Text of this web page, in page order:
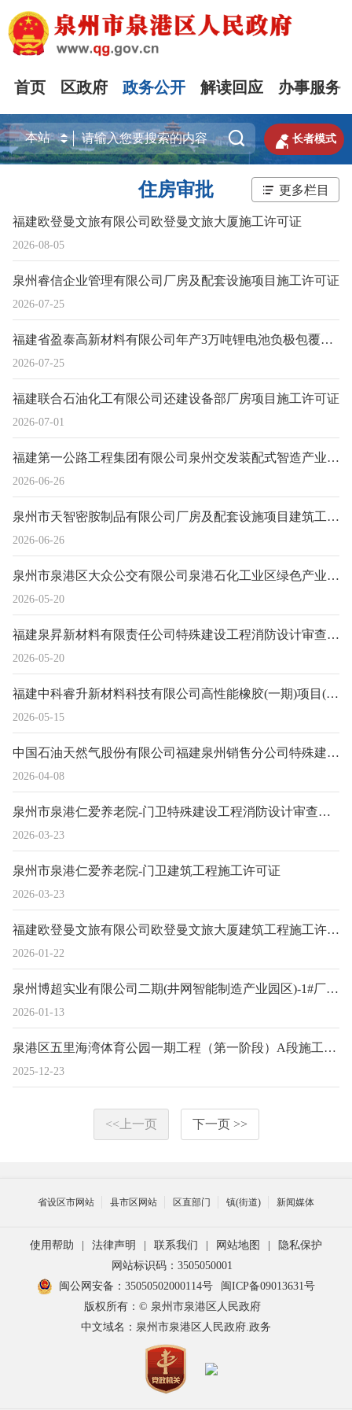
首页 区政府 政务公开 解读回应 办事服务
  长者模式
住房审批 更多栏目
2026-08-05
福建欧登曼文旅有限公司欧登曼文旅大厦施工许可证
2026-07-25
泉州睿信企业管理有限公司厂房及配套设施项目施工许可证
2026-07-25
福建省盈泰高新材料有限公司年产3万吨锂电池负极包覆材料项目（一期）一阶段-1#循环水场、污水处理站一、包覆沥青装置、包覆沥青装置造粒包装间施工许可证及消防设计审查
2026-07-01
福建联合石油化工有限公司还建设备部厂房项目施工许可证
2026-06-26
福建第一公路工程集团有限公司泉州交发装配式智造产业园二期再生料料仓及筛分车间施工许可证
2026-06-26
泉州市天智密胺制品有限公司厂房及配套设施项目建筑工程施工许可证
2026-05-20
泉州市泉港区大众公交有限公司泉港石化工业区绿色产业园区及配套基础设施项目(一期)一海丝综合服务物流园A地块建筑工程施工许可证
2026-05-20
福建泉昇新材料有限责任公司特殊建设工程消防设计审查意见书
2026-05-15
福建中科睿升新材料科技有限公司高性能橡胶(一期)项目(第一部分)桩基工程建筑工程施工许可证
2026-04-08
中国石油天然气股份有限公司福建泉州销售分公司特殊建设工程消防设计审查意见书
2026-03-23
泉州市泉港仁爱养老院-门卫特殊建设工程消防设计审查意见书
2026-03-23
泉州市泉港仁爱养老院-门卫建筑工程施工许可证
2026-01-22
福建欧登曼文旅有限公司欧登曼文旅大厦建筑工程施工许可证
2026-01-13
泉州博超实业有限公司二期(井网智能制造产业园区)-1#厂房、2#厂房建筑工程施工许可证
2025-12-23
泉港区五里海湾体育公园一期工程（第一阶段）A段施工许可证
<<上一页 下一页 >>
省设区市网站 县市区网站 区直部门 镇(街道) 新闻媒体
使用帮助 | 法律声明 | 联系我们 | 网站地图 |
隐私保护
网站标识码：3505050001
闽公网安备：35050502000114号
闽ICP备09013631号
版权所有：© 泉州市泉港区人民政府
中文域名：泉州市泉港区人民政府.政务